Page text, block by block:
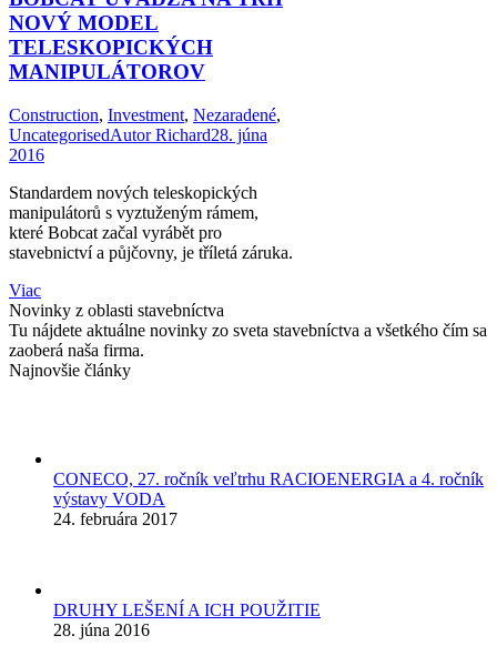
NOVÝ MODEL
TELESKOPICKÝCH
MANIPULÁTOROV
Construction, Investment, Nezaradené,
UncategorisedAutorRichard28. júna
2016
Standardem nových teleskopických
manipulátorů s vyztuženým rámem,
které Bobcat začal vyrábět pro
stavebnictví a půjčovny, je tříletá záruka.
Viac
Novinky z oblasti stavebníctva
Tu nájdete aktuálne novinky zo sveta stavebníctva a všetkého čím sa
zaoberá naša firma.
Najnovšie články
CONECO, 27. ročník veľtrhu RACIOENERGIA a 4. ročník
výstavy VODA
24. februára 2017
DRUHY LEŠENÍ A ICH POUŽITIE
28. júna 2016